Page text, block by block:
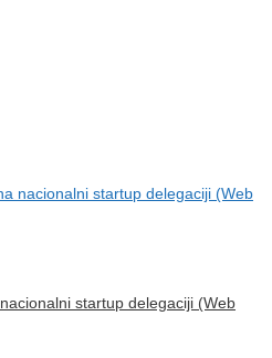
startup delegaciji (Web